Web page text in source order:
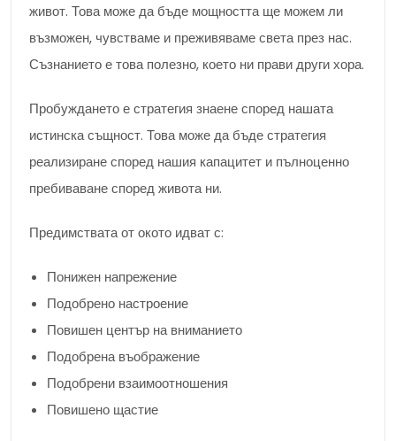
живот. Това може да бъде мощността ще можем ли
възможен, чувстваме и преживяваме света през нас.
Съзнанието е това полезно, което ни прави други хора.
Пробуждането е стратегия знаене според нашата
истинска същност. Това може да бъде стратегия
реализиране според нашия капацитет и пълноценно
пребиваване според живота ни.
Предимствата от окото идват с:
Понижен напрежение
Подобрено настроение
Повишен център на вниманието
Подобрена въображение
Подобрени взаимоотношения
Повишено щастие